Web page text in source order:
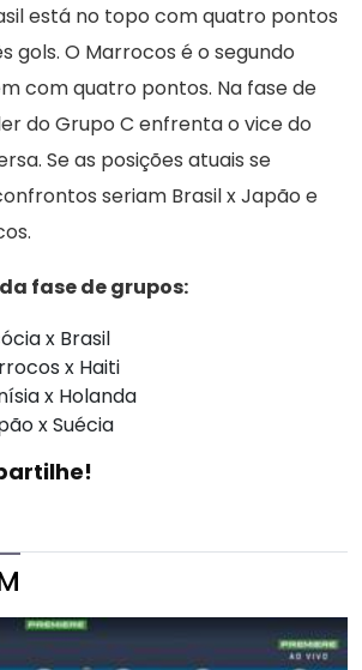
está no topo com quatro pontos
gols. O Marrocos é o segundo
com quatro pontos. Na fase de
do Grupo C enfrenta o vice do
Se as posições atuais se
seriam Brasil x Japão e
fase de grupos:
x Brasil
x Haiti
x Holanda
x Suécia